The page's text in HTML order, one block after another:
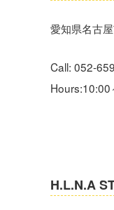
愛知県名古
‪Call: 052-
Hours:10:00
H.L.N.A